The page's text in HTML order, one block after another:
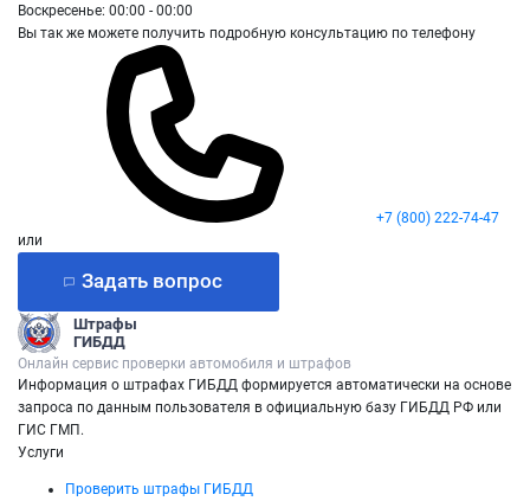
Воскресенье: 00:00 - 00:00
Вы так же можете получить подробную консультацию по телефону
+7 (800) 222-74-47
или
Задать вопрос
Штрафы
ГИБДД
Онлайн сервис проверки автомобиля и штрафов
Информация о штрафах ГИБДД формируется автоматически на основе
запроса по данным пользователя в официальную базу ГИБДД РФ или
ГИС ГМП.
Услуги
Проверить штрафы ГИБДД